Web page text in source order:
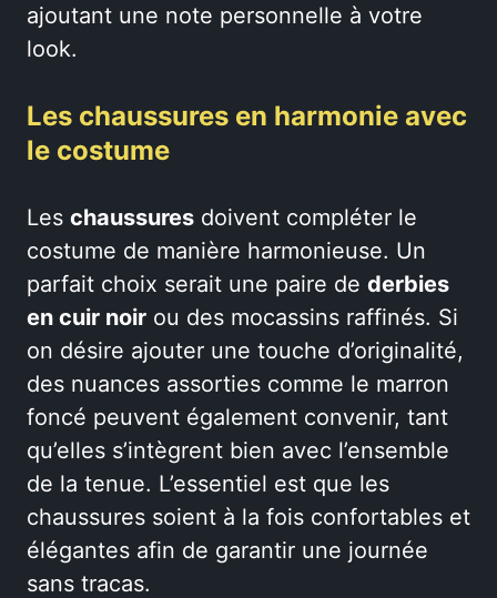
ajoutant une note personnelle à votre
look.
Les chaussures en harmonie avec
le costume
Les chaussures doivent compléter le
costume de manière harmonieuse. Un
parfait choix serait une paire de derbies
en cuir noir ou des mocassins raffinés. Si
on désire ajouter une touche d’originalité,
des nuances assorties comme le marron
foncé peuvent également convenir, tant
qu’elles s’intègrent bien avec l’ensemble
de la tenue. L’essentiel est que les
chaussures soient à la fois confortables et
élégantes afin de garantir une journée
sans tracas.